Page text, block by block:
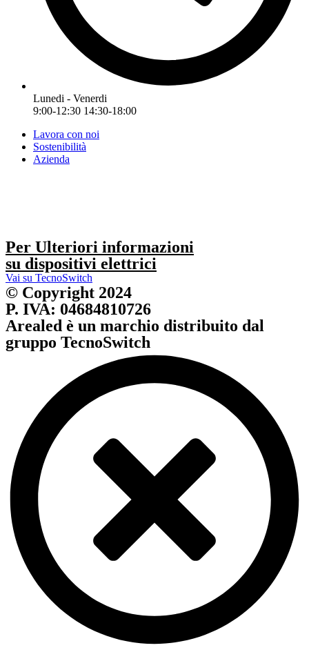
Lunedi - Venerdi
9:00-12:30 14:30-18:00
Lavora con noi
Sostenibilità
Azienda
Per Ulteriori informazioni
su dispositivi elettrici
Vai su TecnoSwitch
© Copyright 2024
P. IVA: 04684810726
Arealed è un marchio distribuito dal
gruppo TecnoSwitch